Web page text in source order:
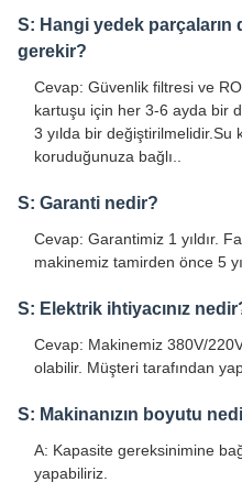
S: Hangi yedek
gerekir?
Cevap: Güvenlik filtresi ve
kartuşu için her 3-6 ayda bir
3 yılda bir değiştirilmelidir.Su
koruduğunuza bağlı..
S: Garanti nedir?
Cevap: Garantimiz 1 yıldır.
makinemiz tamirden önce 5
S: Elektrik ihtiyacınız
Cevap: Makinemiz 380V/
olabilir. Müşteri tarafından
S: Makinanızın boyutu
A: Kapasite gereksinimine
yapabiliriz.